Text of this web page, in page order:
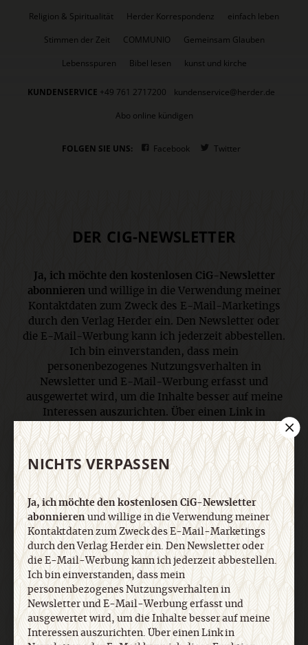
Religion & Spiritualität
Herder Korrespondenz
einfach leben
Stimmen der Zeit
COMMUNIO
Gemeinsam Glauben
Lebensspuren
Bibel lesen kunst und kirche
KUNDENSERVICE +49 761 2717200
kundenservice@herder.de
Abo online kündigen
FOLGEN SIE UNS: Facebook Twitter
DER CIG-NEWSLETTER
Ja, ich möchte den kostenlosen CiG-Newsletter
abonnieren und willige in die Verwendung meiner
Kontaktdaten zum Zweck des E-Mail-Marketings
durch den Verlag Herder ein. Den Newsletter oder
die E-Mail-Werbung kann ich jederzeit abbestellen.
Ich bin einverstanden, dass mein
personenbezogenes Nutzungsverhalten in
Newsletter und E-Mail-Werbung erfasst und
ausgewertet wird, um die Inhalte besser auf meine
Interessen auszurichten. Über einen Link in
Newsletter oder E-Mail kann ich diese Funktion
jederzeit ausschalten. Weiterführende
Informationen finden Sie in unseren
Datenschutzhinweisen .
E-Mail
Jetzt anmelden
NICHTS VERPASSEN
Ja, ich möchte den kostenlosen CiG-Newsletter
abonnierenund willige in die Verwendung meiner
Kontaktdaten zum Zweck des E-Mail-Marketings
durch den Verlag Herder ein. Den Newsletter oder
die E-Mail-Werbung kann ich jederzeit abbestellen.
Ich bin einverstanden, dass mein
personenbezogenes Nutzungsverhalten in
Newsletter und E-Mail-Werbung erfasst und
ausgewertet wird, um die Inhalte besser auf meine
Interessen auszurichten. Über einen Link in